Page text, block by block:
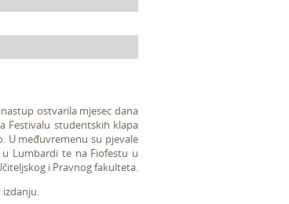
ostvarila mjesec dana
Festivalu studentskih klapa
U međuvremenu su pjevale
u Lumbardi te na Fiofestu u
i Pravnog fakulteta.
izdanju.